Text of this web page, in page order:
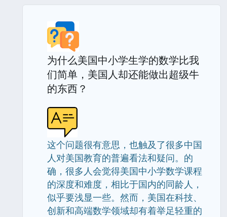
为什么美国中小学生学的数学比我
们简单，美国人却还能做出超级牛
的东西？
这个问题很有意思，也触及了很多中国
人对美国教育的普遍看法和疑问。的
确，很多人会觉得美国中小学数学课程
的深度和难度，相比于国内的同龄人，
似乎要浅显一些。然而，美国在科技、
创新和高端数学领域却有着举足轻重的